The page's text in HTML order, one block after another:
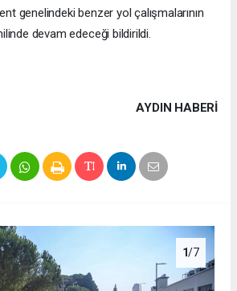
genelindeki benzer yol çalışmalarının
devam edeceği bildirildi.
AYDIN HABERİ
1/7